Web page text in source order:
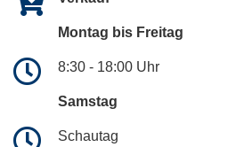
Montag bis Freitag
8:30 - 18:00 Uhr
Samstag
Schautag